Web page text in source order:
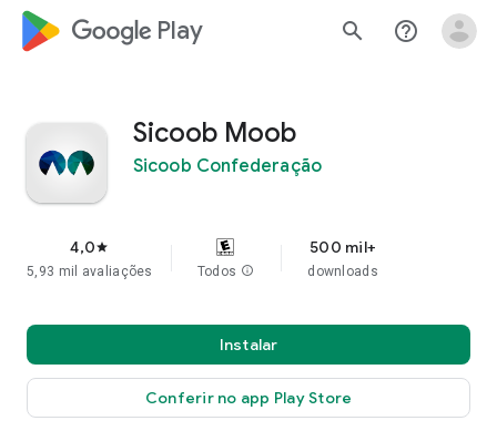
google_logo Play search help_outline
Sicoob Moob
Sicoob Confederação
4,0star
5,93 mil avaliações Todos info
500 mil+
downloads
Instalar
Conferir no app Play Store